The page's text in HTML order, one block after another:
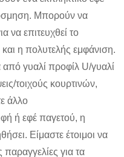
Μπορούν να
να επιτευχθεί το
η πολυτελής εμφάνιση.
γυαλί προφίλ U/γυαλί
τοιχούς κουρτινών,
άλλο
ή εφέ παγετού, η
Είμαστε έτοιμοι να
για τα